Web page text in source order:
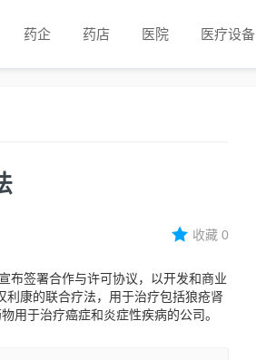
药企 药店 医院 医疗设备
收藏0
布签署合作与许可协议，以开发和商业
康的联合疗法，用于治疗包括狼疮肾
用于治疗癌症和炎症性疾病的公司。